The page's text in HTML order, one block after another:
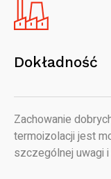
Dokładność
Zachowanie
termoizolacji jest
szczególnej uwagi